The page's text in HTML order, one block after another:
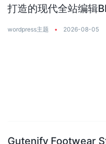
打造的现代全站编辑
wordpress主题 • 2026-08-05
Gutenify Footwear